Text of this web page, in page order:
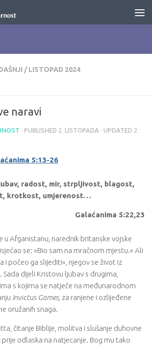
/ LISTOPAD 2024
naravi
· PUBLISHED 2. LISTOPADA · UPDATED 2.
5:13-26
radost, mir, strpljivost, blagost,
krotkost, umjerenost…
Galaćanima 5:22,23
u Afganistanu, narednik britanske vojske
se: »Bio sam na mračnom mjestu.« Ali
i počeo ga slijediti«, njegov se život iz
dijeli Kristovu ljubav s drugima,
s kojima se natječe na međunarodnom
Invictus Games, za ranjene i ozlijeđene
oružanih snaga.
čitanje Biblije, molitva i slušanje duhovne
prije odlaska na natjecanje. Bog mu tako